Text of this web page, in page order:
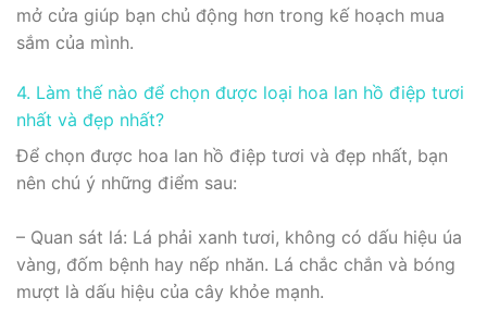
mở cửa giúp bạn chủ động hơn trong kế hoạch mua
sắm của mình.
4. Làm thế nào để chọn được loại hoa lan hồ điệp tươi
nhất và đẹp nhất?
Để chọn được hoa lan hồ điệp tươi và đẹp nhất, bạn
nên chú ý những điểm sau:
– Quan sát lá: Lá phải xanh tươi, không có dấu hiệu úa
vàng, đốm bệnh hay nếp nhăn. Lá chắc chắn và bóng
mượt là dấu hiệu của cây khỏe mạnh.